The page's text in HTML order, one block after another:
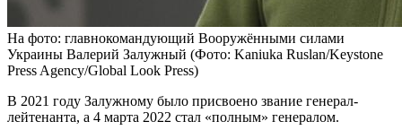
На фото: главнокомандующий Вооружёнными силами
Украины Валерий Залужный (Фото: Kaniuka Ruslan/Keystone
Press Agency/Global Look Press)
В 2021 году Залужному было присвоено звание генерал-
лейтенанта, а 4 марта 2022 стал «полным» генералом.